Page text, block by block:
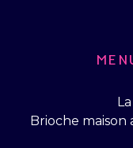
Brioche maison